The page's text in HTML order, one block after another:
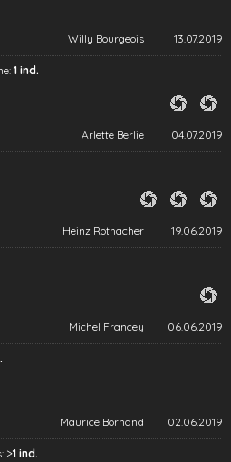
Willy Bourgeois 13.07.2019
1 ind.
Arlette Berlie 04.07.2019
Heinz Rothacher 19.06.2019
Michel Francey 06.06.2019
Maurice Bornand 02.06.2019
>1 ind.